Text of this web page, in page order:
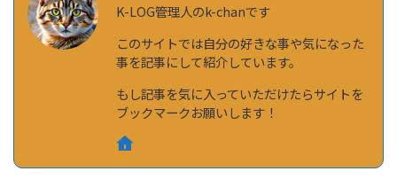
K-LOG管理人のk-chanです
このサイトでは自分の好きな事や気になった
事を記事にして紹介しています。
もし記事を気に入っていただけたらサイトを
ブックマークお願いします！